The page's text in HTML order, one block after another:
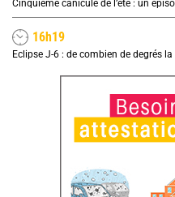
16h19